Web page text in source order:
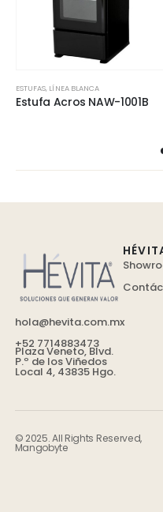
ESTUFAS, LÍNEA BLANCA
Estufa Acros NAW-1001B
hola@hevita.com.mx
+52 7714883473
Plaza Veneto, Blvd.
P.º de los Viñedos
Local 4, 43835 Hgo.
© 2025. All Rights Reserved,
Mangobyte